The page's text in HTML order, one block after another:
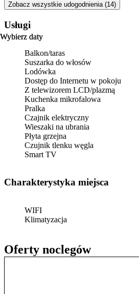
Wybierz daty
Oferty noclegów
Wybierz daty
Zobacz wszystkie udogodnienia (14)
Usługi
Balkon/taras
Suszarka do włosów
Lodówka
Dostęp do Internetu w pokoju
Z telewizorem LCD/plazmą
Kuchenka mikrofalowa
Pralka
Czajnik elektryczny
Wieszaki na ubrania
Płyta grzejna
Czujnik tlenku węgla
Smart TV
Charakterystyka miejsca
WIFI
Klimatyzacja